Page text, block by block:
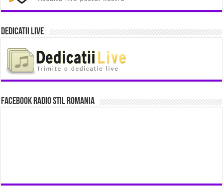
Dedicatii Live
Facebook Radio Stil Romania